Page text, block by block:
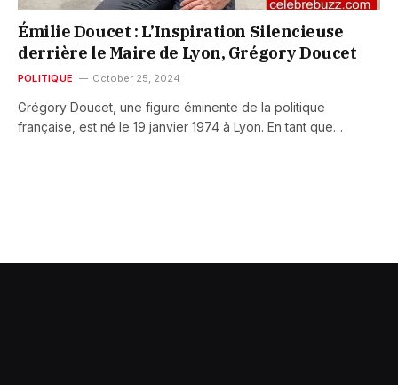
Émilie Doucet : L’Inspiration Silencieuse
derrière le Maire de Lyon, Grégory Doucet
POLITIQUE October 25, 2024
Grégory Doucet, une figure éminente de la politique
française, est né le 19 janvier 1974 à Lyon. En tant que…